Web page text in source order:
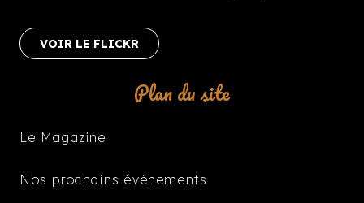
VOIR LE FLICKR
Plan du site
Le Magazine
Nos prochains événements